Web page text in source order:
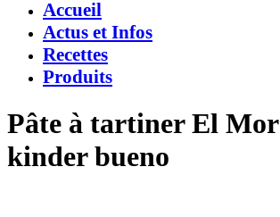
Accueil
Actus et Infos
Recettes
Produits
Pâte à tartiner El
kinder bueno